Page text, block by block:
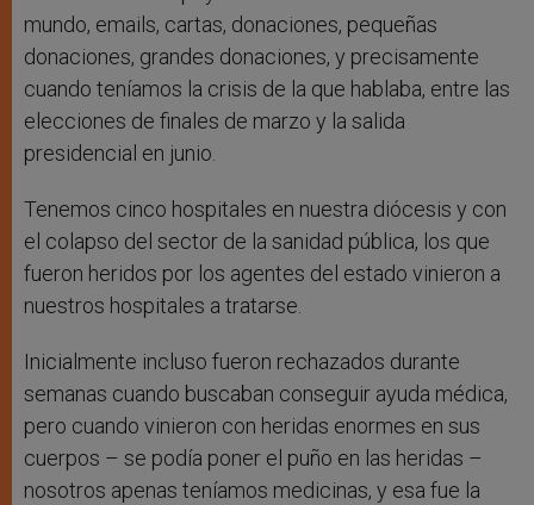
mundo, emails, cartas, donaciones, pequeñas
donaciones, grandes donaciones, y precisamente
cuando teníamos la crisis de la que hablaba, entre las
elecciones de finales de marzo y la salida
presidencial en junio.
Tenemos cinco hospitales en nuestra diócesis y con
el colapso del sector de la sanidad pública, los que
fueron heridos por los agentes del estado vinieron a
nuestros hospitales a tratarse.
Inicialmente incluso fueron rechazados durante
semanas cuando buscaban conseguir ayuda médica,
pero cuando vinieron con heridas enormes en sus
cuerpos – se podía poner el puño en las heridas –
nosotros apenas teníamos medicinas, y esa fue la